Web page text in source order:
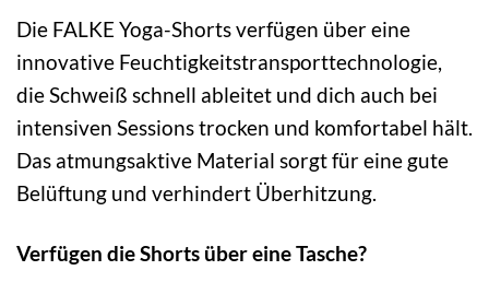
Die FALKE Yoga-Shorts verfügen über eine
innovative Feuchtigkeitstransporttechnologie,
die Schweiß schnell ableitet und dich auch bei
intensiven Sessions trocken und komfortabel hält.
Das atmungsaktive Material sorgt für eine gute
Belüftung und verhindert Überhitzung.
Verfügen die Shorts über eine Tasche?